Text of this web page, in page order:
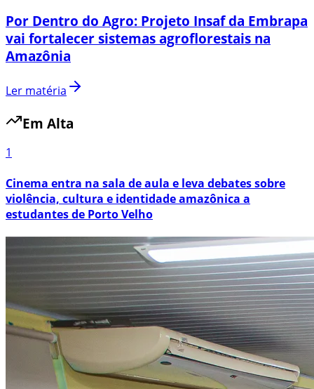
Por Dentro do Agro: Projeto Insaf da Embrapa
vai fortalecer sistemas agroflorestais na
Amazônia
Ler matéria
Em Alta
1
Cinema entra na sala de aula e leva debates sobre
violência, cultura e identidade amazônica a
estudantes de Porto Velho